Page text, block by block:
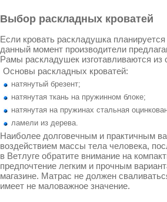
Выбор раскладных кроватей
Если кровать раскладушка
данный момент производители
Рамы раскладушек изготавливаются
Основы раскладных кроватей:
натянутый брезент;
натянутая ткань на пружинном блоке;
натянутая на пружинах стальная
ламели из дерева.
Наиболее долговечным и практичным
воздействием массы тела человека,
в Ветлуге обратите внимание на
предпочтение легким и прочным
магазине. Матрас не должен
имеет не маловажное значение.